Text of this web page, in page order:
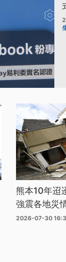
熊本10年迢
強震各地災
2026-07-30